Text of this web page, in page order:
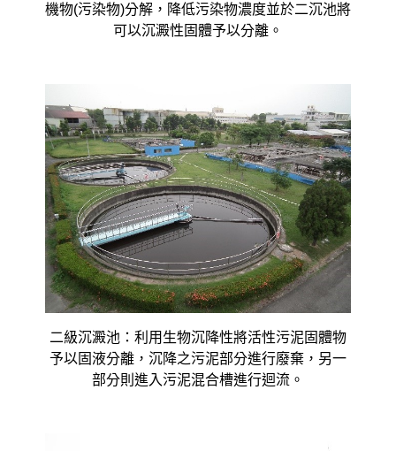
機物(污染物)分解，降低污染物濃度並於二沉池將
可以沉澱性固體予以分離。
二級沉澱池：利用生物沉降性將活性污泥固體物
予以固液分離，沉降之污泥部分進行廢棄，另一
部分則進入污泥混合槽進行迴流。